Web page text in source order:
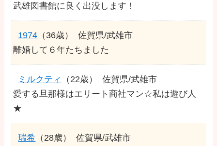
武雄図書館に良く出没します！
1974 （36歳）
佐賀県/武雄市
離婚して６年たちました
ミルクティ （22歳）
佐賀県/武雄市
愛する旦那様はエリート商社マン☆私は遊び人
★
瑞希 （28歳） 佐賀県/武雄市